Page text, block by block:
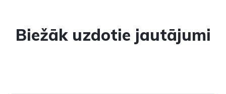
Biežāk uzdotie jautājumi